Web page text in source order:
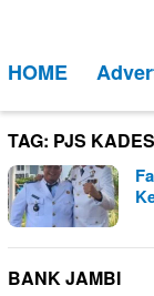
kontenMobile
HOME
TAG: PJS
BANK JAMBI